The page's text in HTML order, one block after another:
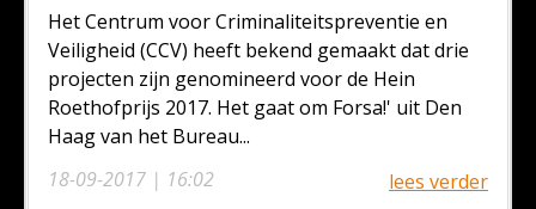
18-09-2017 | 16:02
Het Centrum voor Criminaliteitspreventie en
Veiligheid (CCV) heeft bekend gemaakt dat drie
projecten zijn genomineerd voor de Hein
Roethofprijs 2017. Het gaat om Forsa!' uit Den
Haag van het Bureau...
lees verder